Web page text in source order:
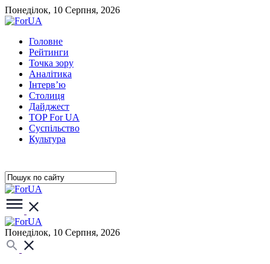
Понеділок, 10 Серпня, 2026
Головне
Рейтинги
Точка зору
Аналітика
Інтерв’ю
Столиця
Дайджест
TOP For UA
Суспiльство
Культура
Понеділок, 10 Серпня, 2026